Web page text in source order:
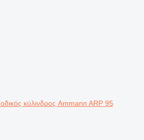
οδικός κύλινδρος Ammann ARP 95